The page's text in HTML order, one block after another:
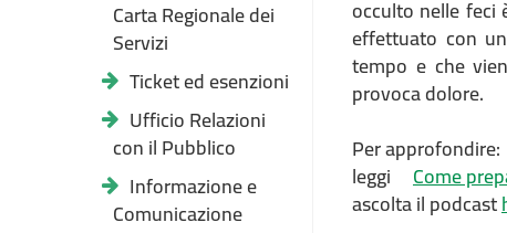
Carta Regionale dei
Servizi
Ticket ed esenzioni
Ufficio Relazioni
con il Pubblico
Informazione e
Comunicazione
occulto nelle feci
effettuato con
tempo e che
provoca dolore.
Per approfondire:
leggi Come
ascolta il podcast